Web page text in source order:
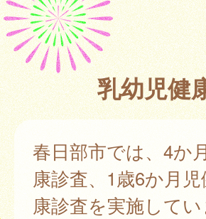
乳幼児健
春日部市では、4か
康診査、1歳6か月
康診査を実施してい